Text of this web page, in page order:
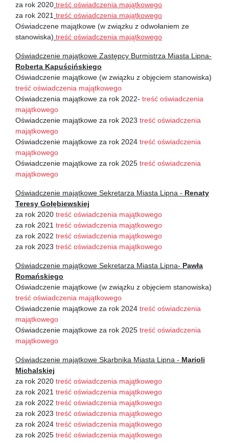
za rok 2020 treść oświadczenia majątkowego
za rok 2021 treść oświadczenia majątkowego
Oświadczene majątkowe (w związku z odwołaniem ze
stanowiska) treść oświadczenia majątkowego
Oświadczenie majątkowe Zastępcy Burmistrza Miasta Lipna-
Roberta Kapuścińskiego
Oświadczenie majątkowe (w związku z objęciem stanowiska)
treść oświadczenia majątkowego
Oświadczenia majątkowe za rok 2022- treść oświadczenia
majątkowego
Oświadczenie majątkowe za rok 2023 treść oświadczenia
majątkowego
Oświadczenie majątkowe za rok 2024 treść oświadczenia
majątkowego
Oświadczenie majątkowe za rok 2025 treść oświadczenia
majątkowego
Oświadczenie majątkowe Sekretarza Miasta Lipna - Renaty
Teresy Gołębiewskiej
za rok 2020 treść oświadczenia majątkowego
za rok 2021 treść oświadczenia majątkowego
za rok 2022 treść oświadczenia majątkowego
za rok 2023 treść oświadczenia majątkowego
Oświadczenie majątkowe Sekretarza Miasta Lipna- Pawła
Romańskiego
Oświadczenie majątkowe (w związku z objęciem stanowiska)
treść oświadczenia majątkowego
Oświadczenie majątkowe za rok 2024 treść oświadczenia
majątkowego
Oświadczenie majątkowe za rok 2025 treść oświadczenia
majątkowego
Oświadczenie majątkowe Skarbnika Miasta Lipna - Marioli
Michalskiej
za rok 2020 treść oświadczenia majątkowego
za rok 2021 treść oświadczenia majątkowego
za rok 2022 treść oświadczenia majątkowego
za rok 2023 treść oświadczenia majątkowego
za rok 2024 treść oświadczenia majątkowego
za rok 2025 treść oświadczenia majątkowego